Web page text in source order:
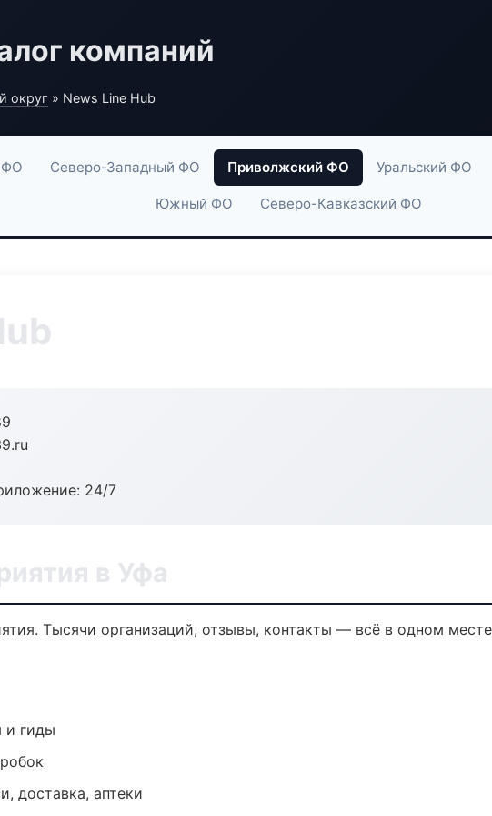
компаний
округ » News Line Hub
ФО Северо-Западный ФО Приволжский ФО Уральский ФО
Южный ФО Северо-Кавказский ФО
24/7
в Уфа
Тысячи организаций, отзывы, контакты — всё в одном
и гиды
доставка, аптеки